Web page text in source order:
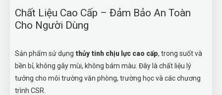
Chất Liệu Cao Cấp – Đảm Bảo An Toàn
Cho Người Dùng
Sản phẩm sử dụng thủy tinh chịu lực cao cấp, trong suốt và
bền bỉ, không gây mùi, không bám màu. Đây là chất liệu lý
tưởng cho môi trường văn phòng, trường học và các chương
trình CSR.